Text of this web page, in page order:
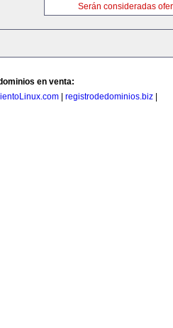
Serán consideradas
en venta:
registrodedominios.biz